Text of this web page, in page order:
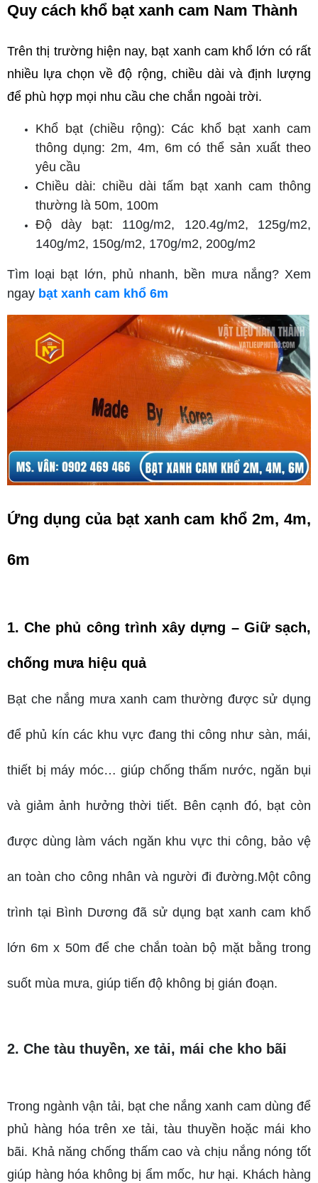
Quy cách khổ bạt xanh cam Nam Thành
Trên thị trường hiện nay, bạt xanh cam khổ lớn có rất
nhiều lựa chọn về độ rộng, chiều dài và định lượng
để phù hợp mọi nhu cầu che chắn ngoài trời.
Khổ bạt (chiều rộng): Các khổ bạt xanh cam
thông dụng: 2m, 4m, 6m có thể sản xuất theo
yêu cầu
Chiều dài: chiều dài tấm bạt xanh cam thông
thường là 50m, 100m
Độ dày bạt: 110g/m2, 120.4g/m2, 125g/m2,
140g/m2, 150g/m2, 170g/m2, 200g/m2
Tìm loại bạt lớn, phủ nhanh, bền mưa nắng? Xem
ngay bạt xanh cam khổ 6m
Ứng dụng của bạt xanh cam khổ 2m, 4m,
6m
1. Che phủ công trình xây dựng – Giữ sạch,
chống mưa hiệu quả
Bạt che nắng mưa xanh cam thường được sử dụng
để phủ kín các khu vực đang thi công như sàn, mái,
thiết bị máy móc… giúp chống thấm nước, ngăn bụi
và giảm ảnh hưởng thời tiết. Bên cạnh đó, bạt còn
được dùng làm vách ngăn khu vực thi công, bảo vệ
an toàn cho công nhân và người đi đường.Một công
trình tại Bình Dương đã sử dụng bạt xanh cam khổ
lớn 6m x 50m để che chắn toàn bộ mặt bằng trong
suốt mùa mưa, giúp tiến độ không bị gián đoạn.
2. Che tàu thuyền, xe tải, mái che kho bãi
Trong ngành vận tải, bạt che nắng xanh cam dùng để
phủ hàng hóa trên xe tải, tàu thuyền hoặc mái kho
bãi. Khả năng chống thấm cao và chịu nắng nóng tốt
giúp hàng hóa không bị ẩm mốc, hư hại. Khách hàng